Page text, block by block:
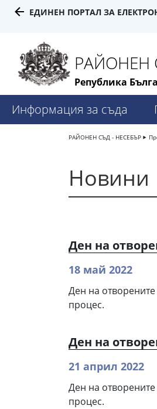
ЕДИНЕН ПОРТАЛ ЗА
РАЙОНЕН
Република
Информация за съда
РАЙОНЕН СЪД - НЕСЕБЪР
Новини
Ден на
18 май 2022
Ден на
процес.
Ден на
21 април 2022
Ден на
процес.